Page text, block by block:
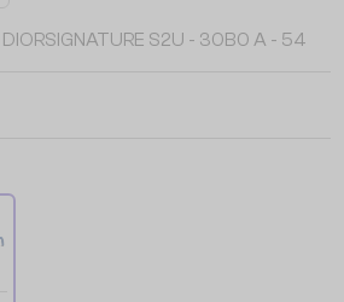
S2U - 30B0 A - 54